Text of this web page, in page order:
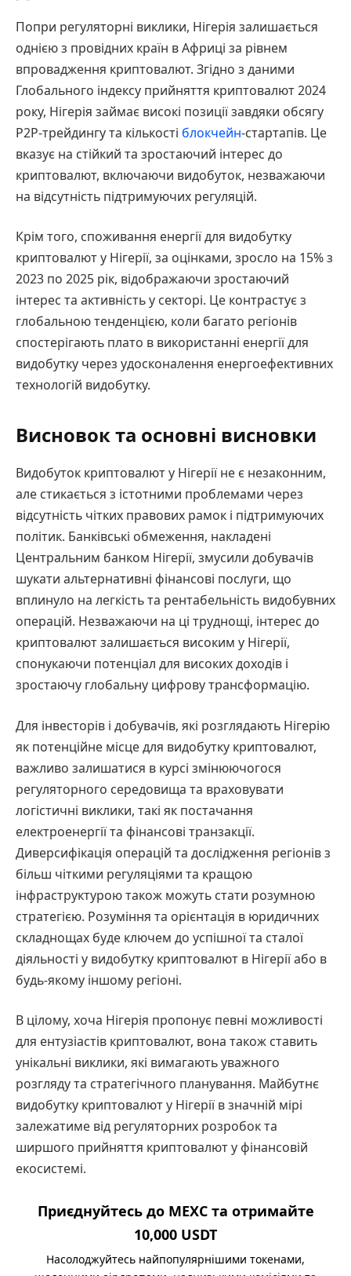
Попри регуляторні виклики, Нігерія залишається
однією з провідних країн в Африці за рівнем
впровадження криптовалют. Згідно з даними
Глобального індексу прийняття криптовалют 2024
року, Нігерія займає високі позиції завдяки обсягу
P2P-трейдингу та кількості блокчейн-стартапів. Це
вказує на стійкий та зростаючий інтерес до
криптовалют, включаючи видобуток, незважаючи
на відсутність підтримуючих регуляцій.
Крім того, споживання енергії для видобутку
криптовалют у Нігерії, за оцінками, зросло на 15% з
2023 по 2025 рік, відображаючи зростаючий
інтерес та активність у секторі. Це контрастує з
глобальною тенденцією, коли багато регіонів
спостерігають плато в використанні енергії для
видобутку через удосконалення енергоефективних
технологій видобутку.
Висновок та основні висновки
Видобуток криптовалют у Нігерії не є незаконним,
але стикається з істотними проблемами через
відсутність чітких правових рамок і підтримуючих
політик. Банківські обмеження, накладені
Центральним банком Нігерії, змусили добувачів
шукати альтернативні фінансові послуги, що
вплинуло на легкість та рентабельність видобувних
операцій. Незважаючи на ці труднощі, інтерес до
криптовалют залишається високим у Нігерії,
спонукаючи потенціал для високих доходів і
зростаючу глобальну цифрову трансформацію.
Для інвесторів і добувачів, які розглядають Нігерію
як потенційне місце для видобутку криптовалют,
важливо залишатися в курсі змінюючогося
регуляторного середовища та враховувати
логістичні виклики, такі як постачання
електроенергії та фінансові транзакції.
Диверсифікація операцій та дослідження регіонів з
більш чіткими регуляціями та кращою
інфраструктурою також можуть стати розумною
стратегією. Розуміння та орієнтація в юридичних
складнощах буде ключем до успішної та сталої
діяльності у видобутку криптовалют в Нігерії або в
будь-якому іншому регіоні.
В цілому, хоча Нігерія пропонує певні можливості
для ентузіастів криптовалют, вона також ставить
унікальні виклики, які вимагають уважного
розгляду та стратегічного планування. Майбутнє
видобутку криптовалют у Нігерії в значній мірі
залежатиме від регуляторних розробок та
ширшого прийняття криптовалют у фінансовій
екосистемі.
Приєднуйтесь до MEXC та отримайте
10,000 USDT
Насолоджуйтесь найпопулярнішими токенами,